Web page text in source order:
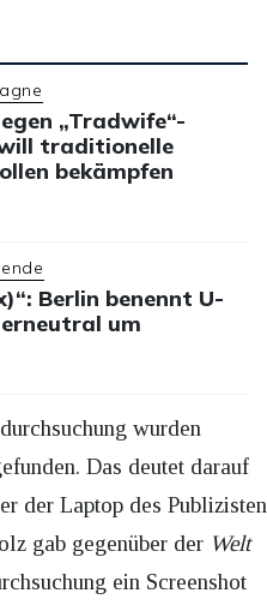
„Tradwife“-
traditionelle
bekämpfen
Berlin benennt U-
um
wurden
Das deutet darauf
der Laptop des Publizisten
gab gegenüber der Welt
ein Screenshot